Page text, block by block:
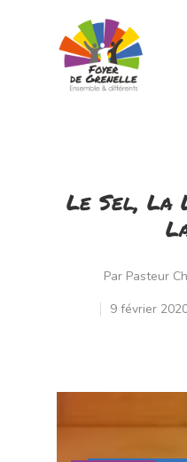
Pressez Entrée pour
Le Sel, La
Par Pasteur
9 février